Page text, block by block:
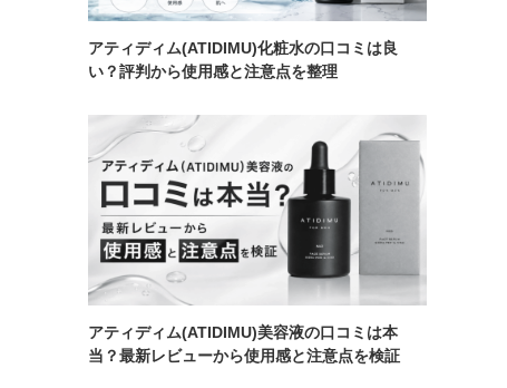
アティディム(ATIDIMU)化粧水の口コミは良
い？評判から使用感と注意点を整理
アティディム(ATIDIMU)美容液の口コミは本
当？最新レビューから使用感と注意点を検証